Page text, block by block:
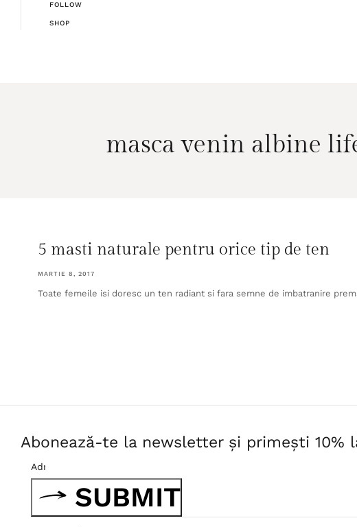
FOLLOW
SHOP
masca venin albine
5 masti naturale pentru orice tip de ten
MARTIE 8, 2017
Toate femeile isi doresc un ten radiant si fara semne de imbatranire
Abonează-te la newsletter și primești 10%
SUBMIT